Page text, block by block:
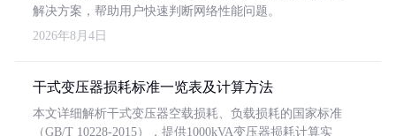
解决方案，帮助用户快速判断网络性能问题。
2026年8月4日
干式变压器损耗标准一览表及计算方法
本文详细解析干式变压器空载损耗、负载损耗的国家标准
（GB/T 10228-2015），提供1000kVA变压器损耗计算实